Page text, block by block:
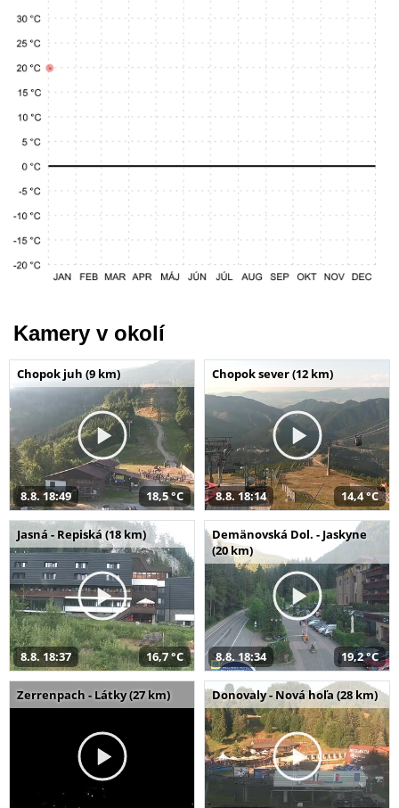
Kamery v okolí
Chopok juh (9 km)
8.8. 18:49 18,5 °C
Chopok sever (12 km)
8.8. 18:14 14,4 °C
Jasná - Repiská (18 km)
8.8. 18:37 16,7 °C
Demänovská Dol. - Jaskyne
(20 km)
8.8. 18:34 19,2 °C
Zerrenpach - Látky (27 km) Donovaly - Nová hoľa (28 km)